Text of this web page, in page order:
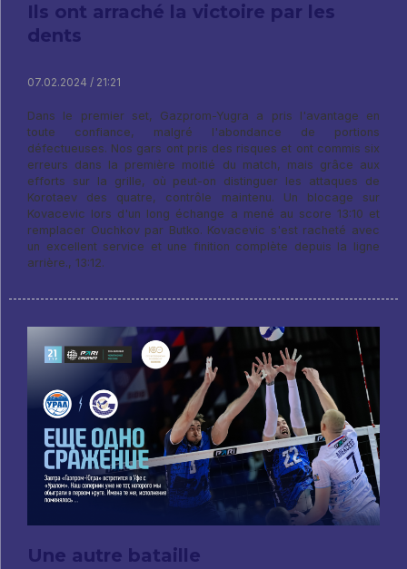
Ils ont arraché la victoire par les
dents
07.02.2024 / 21:21
Dans le premier set, Gazprom-Yugra a pris l'avantage en
toute confiance, malgré l'abondance de portions
défectueuses. Nos gars ont pris des risques et ont commis six
erreurs dans la première moitié du match, mais grâce aux
efforts sur la grille, où peut-on distinguer les attaques de
Korotaev des quatre, contrôle maintenu. Un blocage sur
Kovacevic lors d'un long échange a mené au score 13:10 et
remplacer Ouchkov par Butko. Kovacevic s'est racheté avec
un excellent service et une finition complète depuis la ligne
arrière., 13:12.
Une autre bataille